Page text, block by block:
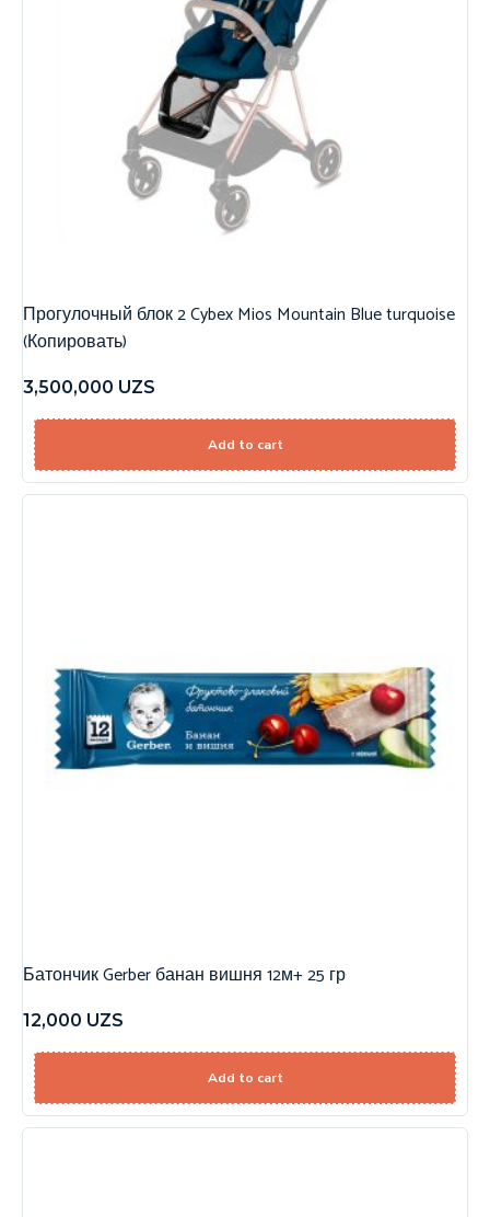
Прогулочный блок 2 Cybex Mios Mountain Blue turquoise
(Копировать)
3,500,000 UZS
Add to cart
Батончик Gerber банан вишня 12м+ 25 гр
12,000 UZS
Add to cart